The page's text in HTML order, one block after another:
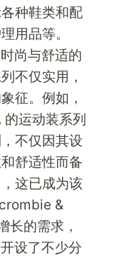
种鞋类和配
用品等。
尚与舒适的
不仅实用，
征。例如，
运动装系列
不仅因其设
舒适性而备
这已成为该
&
长的需求，
设了不少分